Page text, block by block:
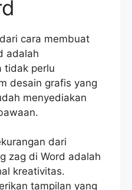
cara membuat
adalah
tidak perlu
desain grafis yang
menyediakan
dari
zag di Word adalah
kreativitas.
tampilan yang